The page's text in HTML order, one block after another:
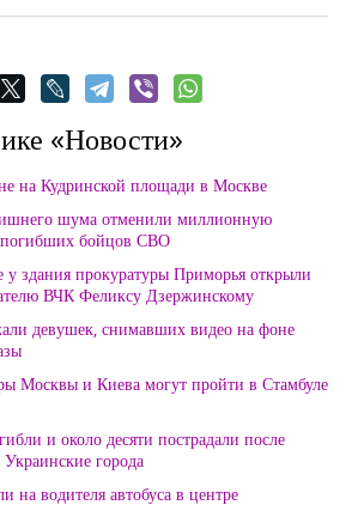
«Новости»
на Кудринской площади в Москве
шума отменили миллионную
погибших бойцов СВО
у здания прокуратуры Приморья открыли
ВЧК Феликсу Дзержинскому
девушек, снимавших видео на фоне
Москвы и Киева могут пройти в Стамбуле
и около десяти пострадали после
города
на водителя автобуса в центре